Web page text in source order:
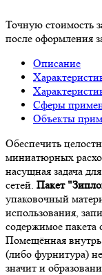
Точную стоимость
после оформления
Описание
Сферы
Объекты
Обеспечить
миниатюрных
насущная задача
сетей. Пакет
упаковочный
использования,
содержимое пакета
Помещённая внутрь
(либо фурнитура)
значит и